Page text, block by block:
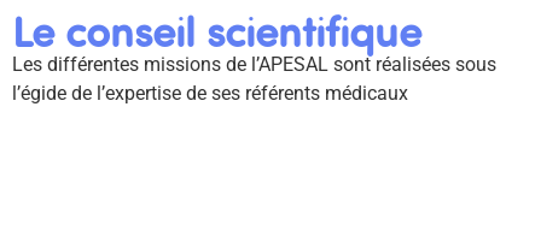
Le conseil scientifique
Les différentes missions de l’APESAL sont réalisées sous
l’égide de l’expertise de ses référents médicaux